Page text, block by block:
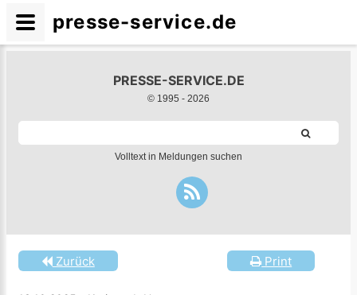
PRESSE-SERVICE.DE
© 1995 - 2026
Volltext in Meldungen suchen
Print
Zurück
presse-service.de